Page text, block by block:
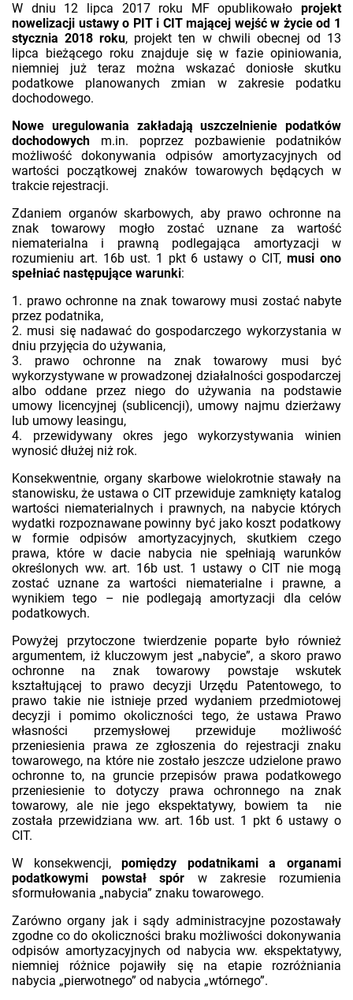
W dniu 12 lipca 2017 roku MF opublikowało projekt
nowelizacji ustawy o PIT i CIT mającej wejść w życie od 1
stycznia 2018 roku, projekt ten w chwili obecnej od 13
lipca bieżącego roku znajduje się w fazie opiniowania,
niemniej już teraz można wskazać doniosłe skutku
podatkowe planowanych zmian w zakresie podatku
dochodowego.
Nowe uregulowania zakładają uszczelnienie podatków
dochodowych m.in. poprzez pozbawienie podatników
możliwość dokonywania odpisów amortyzacyjnych od
wartości początkowej znaków towarowych będących w
trakcie rejestracji.
Zdaniem organów skarbowych, aby prawo ochronne na
znak towarowy mogło zostać uznane za wartość
niematerialna i prawną podlegająca amortyzacji w
rozumieniu art. 16b ust. 1 pkt 6 ustawy o CIT,musi ono
spełniać następujące warunki:
1. prawo ochronne na znak towarowy musi zostać nabyte
przez podatnika,
2. musi się nadawać do gospodarczego wykorzystania w
dniu przyjęcia do używania,
3. prawo ochronne na znak towarowy musi być
wykorzystywane w prowadzonej działalności gospodarczej
albo oddane przez niego do używania na podstawie
umowy licencyjnej (sublicencji), umowy najmu dzierżawy
lub umowy leasingu,
4. przewidywany okres jego wykorzystywania winien
wynosić dłużej niż rok.
Konsekwentnie, organy skarbowe wielokrotnie stawały na
stanowisku, że ustawa o CIT przewiduje zamknięty katalog
wartości niematerialnych i prawnych, na nabycie których
wydatki rozpoznawane powinny być jako koszt podatkowy
w formie odpisów amortyzacyjnych, skutkiem czego
prawa, które w dacie nabycia nie spełniają warunków
określonych ww. art. 16b ust. 1 ustawy o CIT nie mogą
zostać uznane za wartości niematerialne i prawne, a
wynikiem tego – nie podlegają amortyzacji dla celów
podatkowych.
Powyżej przytoczone twierdzenie poparte było również
argumentem, iż kluczowym jest „nabycie”, a skoro prawo
ochronne na znak towarowy powstaje wskutek
kształtującej to prawo decyzji Urzędu Patentowego, to
prawo takie nie istnieje przed wydaniem przedmiotowej
decyzji i pomimo okoliczności tego, że ustawa Prawo
własności przemysłowej przewiduje możliwość
przeniesienia prawa ze zgłoszenia do rejestracji znaku
towarowego, na które nie zostało jeszcze udzielone prawo
ochronne to, na gruncie przepisów prawa podatkowego
przeniesienie to dotyczy prawa ochronnego na znak
towarowy, ale nie jego ekspektatywy, bowiem ta nie
została przewidziana ww. art. 16b ust. 1 pkt 6 ustawy o
CIT.
W konsekwencji,pomiędzy podatnikami a organami
podatkowymi powstał spór w zakresie rozumienia
sformułowania „nabycia” znaku towarowego.
Zarówno organy jak i sądy administracyjne pozostawały
zgodne co do okoliczności braku możliwości dokonywania
odpisów amortyzacyjnych od nabycia ww. ekspektatywy,
niemniej różnice pojawiły się na etapie rozróżniania
nabycia „pierwotnego” od nabycia „wtórnego”.